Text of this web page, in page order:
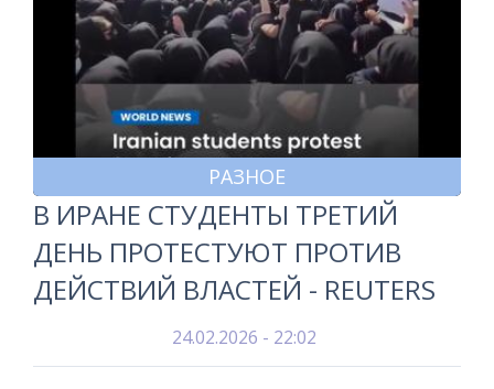
РАЗНОЕ
В ИРАНЕ СТУДЕНТЫ ТРЕТИЙ
ДЕНЬ ПРОТЕСТУЮТ ПРОТИВ
ДЕЙСТВИЙ ВЛАСТЕЙ - REUTERS
24.02.2026 - 22:02